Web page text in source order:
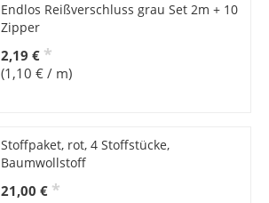
Endlos Reißverschluss grau Set 2m + 10
Zipper
2,19 € *
(1,10 € / m)
Stoffpaket, rot, 4 Stoffstücke,
Baumwollstoff
21,00 € *